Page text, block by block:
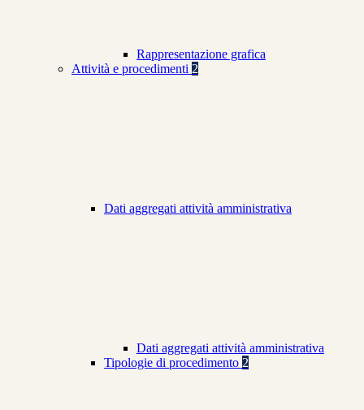
Rappresentazione grafica
Attività e procedimenti 2
Dati aggregati attività amministrativa
Dati aggregati attività amministrativa
Tipologie di procedimento 2